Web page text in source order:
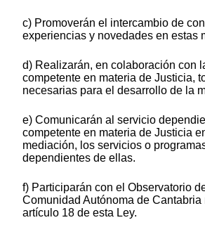
c) Promoverán el intercambio de
experiencias y novedades en estas
d) Realizarán, en colaboración con
competente en materia de Justicia,
necesarias para el desarrollo de la
e) Comunicarán al servicio
competente en materia de Justicia
mediación, los servicios o
dependientes de ellas.
f) Participarán con el Observatorio
Comunidad Autónoma de Cantabria
artículo 18 de esta Ley.